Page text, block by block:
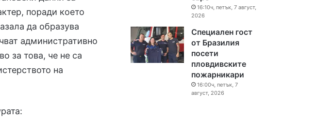
поради което
да образува
административно
за това, че не са
на
16:10ч, петък, 7 август,
2026
Специален гост
от Бразилия
посети
пловдивските
пожарникари
16:00ч, петък, 7
август, 2026